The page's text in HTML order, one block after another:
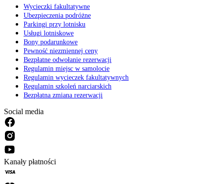
Wycieczki fakultatywne
Ubezpieczenia podróżne
Parkingi przy lotnisku
Usługi lotniskowe
Bony podarunkowe
Pewność niezmiennej ceny
Bezpłatne odwołanie rezerwacji
Regulamin miejsc w samolocie
Regulamin wycieczek fakultatywnych
Regulamin szkoleń narciarskich
Bezpłatna zmiana rezerwacji
Social media
Kanały płatności